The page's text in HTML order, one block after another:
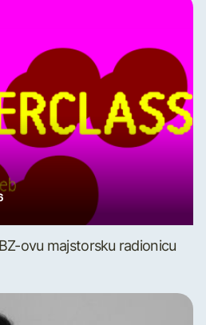
ovu majstorsku radionicu